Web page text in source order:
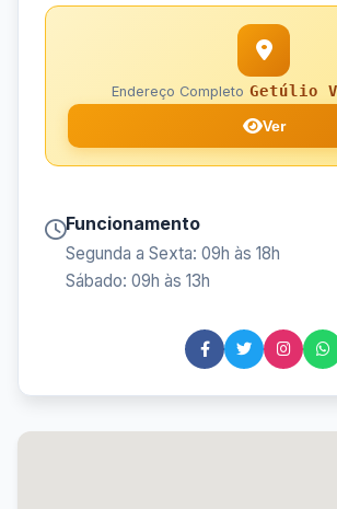
Endereço Completo Getúlio
Ver
Funcionamento
Segunda a Sexta: 09h às 18h
Sábado: 09h às 13h